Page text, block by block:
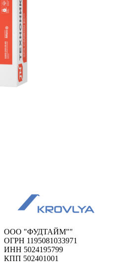
ООО "ФУДТАЙМ""
ОГРН 1195081033971
ИНН 5024195799
КПП 502401001